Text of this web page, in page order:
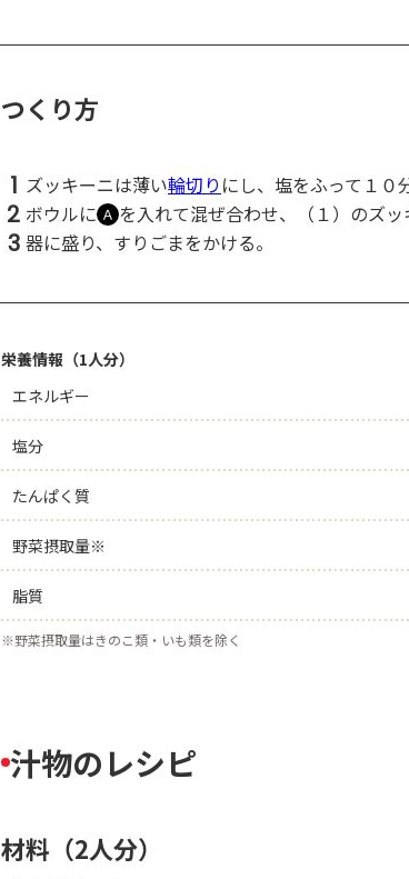
つくり方
1 ズッキーニは薄い輪切り にし、塩をふって１０
2 ボウルに Ａ を入れて混ぜ合わせ、（１）のズッ
3 器に盛り、すりごまをかける。
栄養情報（1人分）
エネルギー
塩分
たんぱく質
野菜摂取量※
脂質
※野菜摂取量はきのこ類・いも類を除く
汁物のレシピ
材料（2人分）